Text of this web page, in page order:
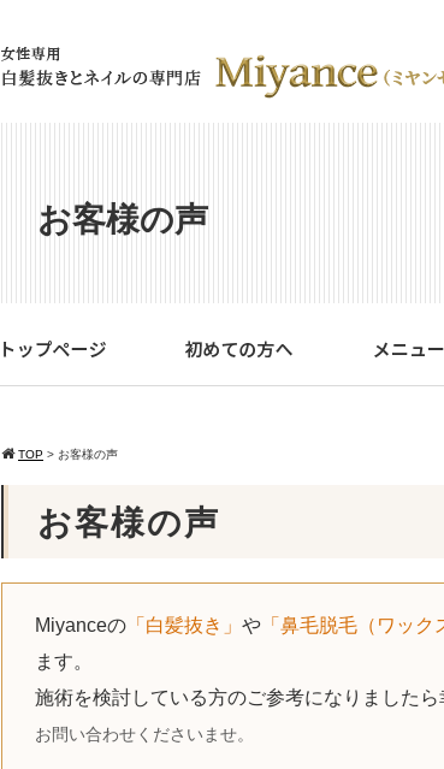
お客様の声
TOP > お客様の声
お客様の声
Miyanceの 「白髪抜き」 や 「鼻毛脱毛（ワック
ます。
施術を検討している方のご参考になりましたら
お問い合わせくださいませ。